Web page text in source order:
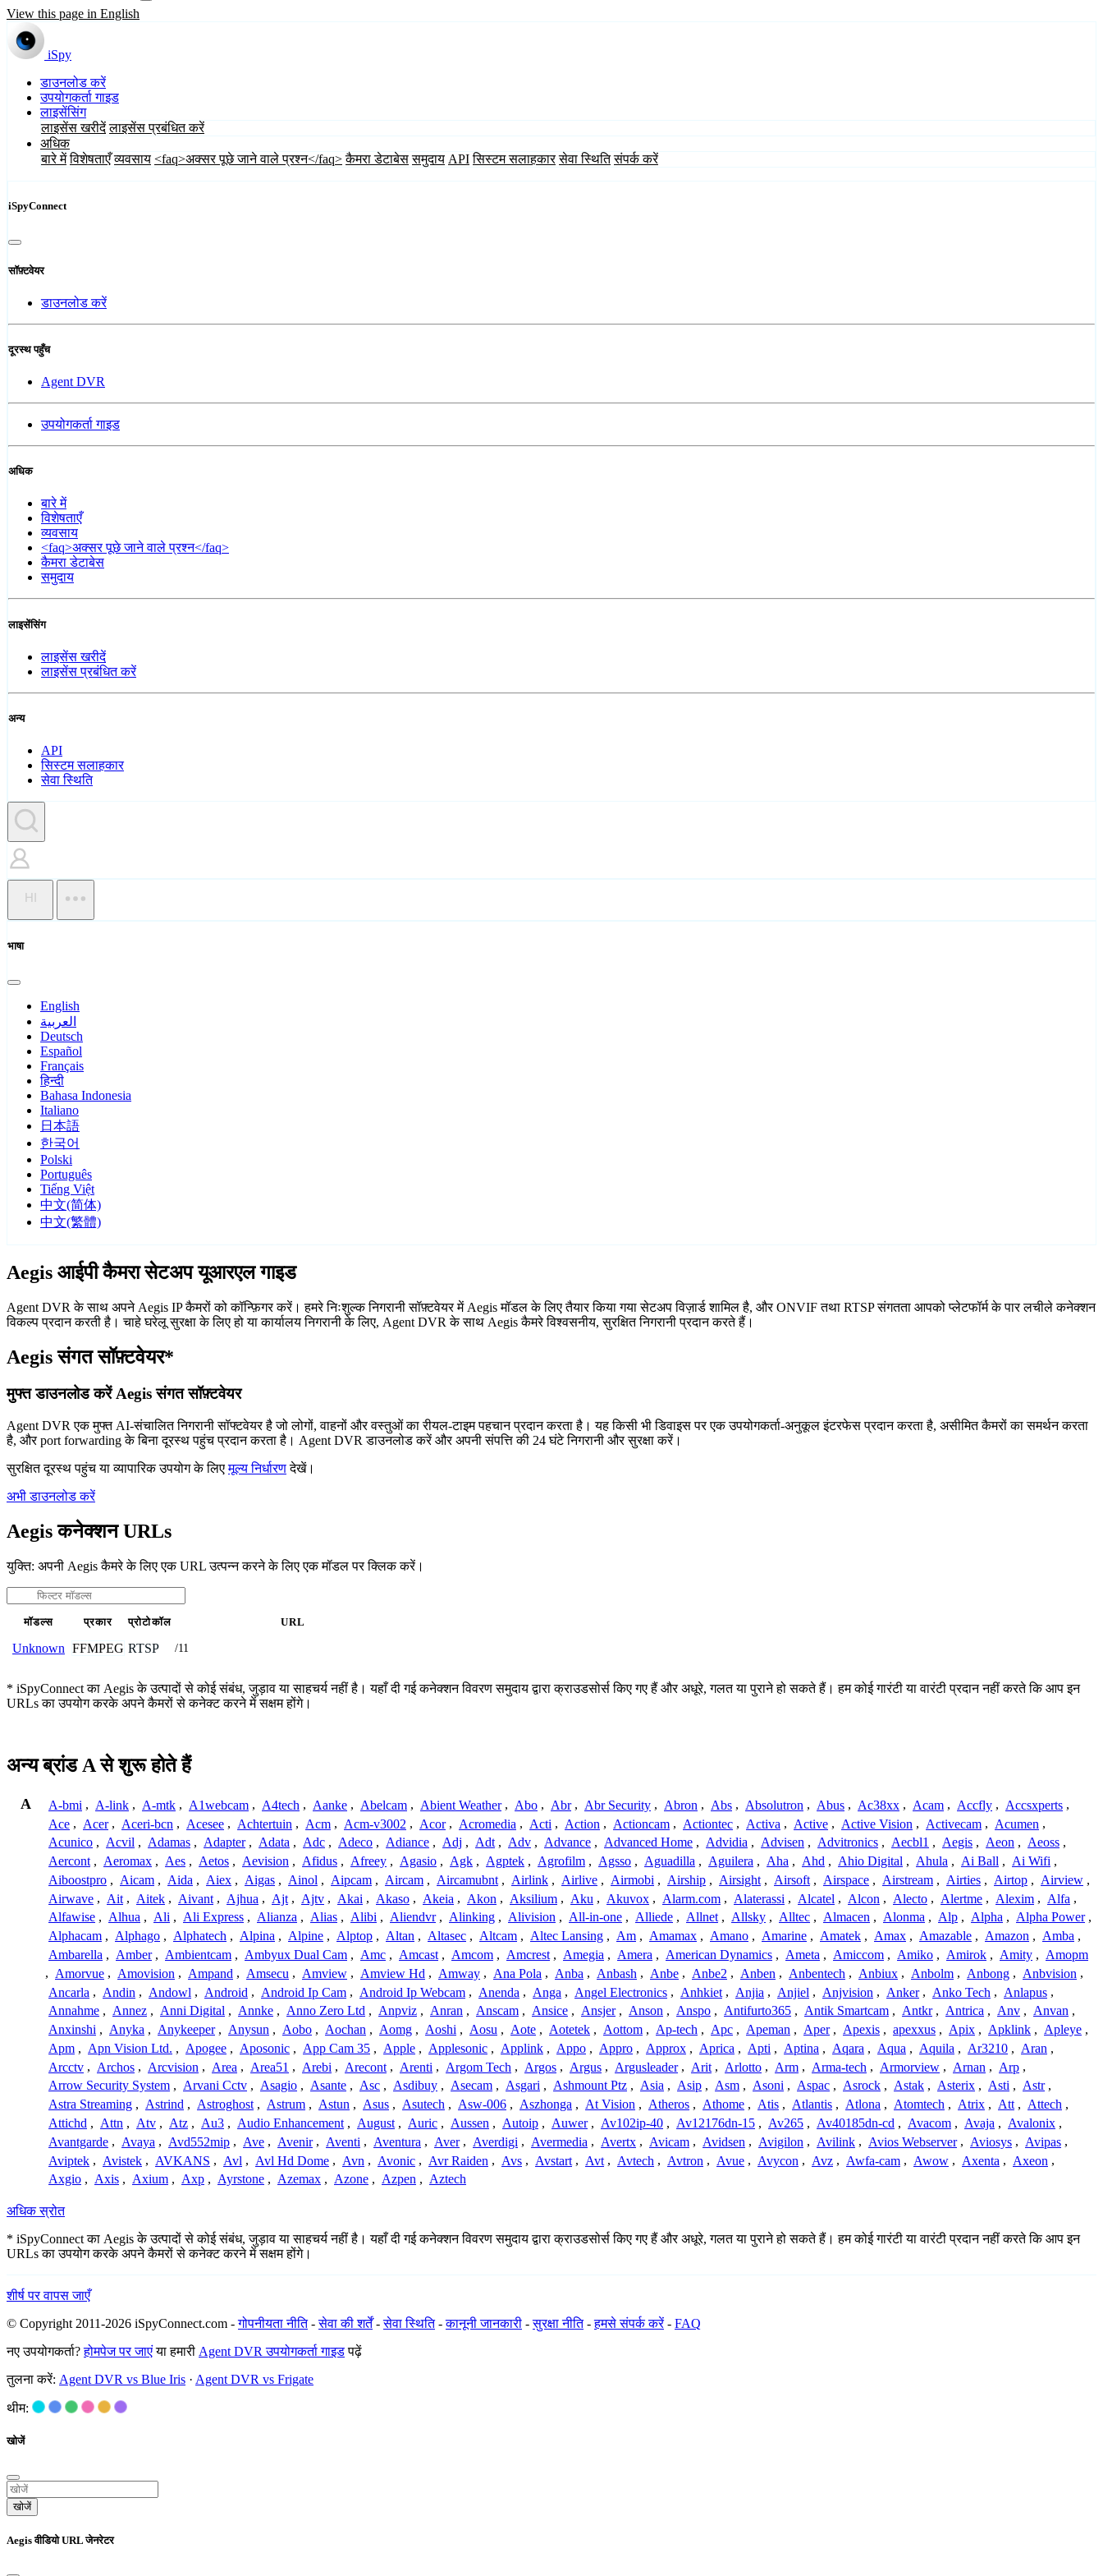
View this page in English
iSpy
डाउनलोड करें
उपयोगकर्ता गाइड
लाइसेंसिंग
लाइसेंस खरीदें लाइसेंस प्रबंधित करें
अधिक
बारे में विशेषताएँ व्यवसाय <faq>अक्सर पूछे जाने वाले प्रश्न</faq> कैमरा डेटाबेस समुदाय API सिस्टम सलाहकार सेवा स्थिति संपर्क करें
iSpyConnect
सॉफ़्टवेयर
डाउनलोड करें
दूरस्थ पहुँच
Agent DVR
उपयोगकर्ता गाइड
अधिक
बारे में
विशेषताएँ
व्यवसाय
<faq>अक्सर पूछे जाने वाले प्रश्न</faq>
कैमरा डेटाबेस
समुदाय
लाइसेंसिंग
लाइसेंस खरीदें
लाइसेंस प्रबंधित करें
अन्य
API
सिस्टम सलाहकार
सेवा स्थिति
HI
भाषा
English
العربية
Deutsch
Español
Français
हिन्दी
Bahasa Indonesia
Italiano
日本語
한국어
Polski
Português
Tiếng Việt
中文(简体)
中文(繁體)
Aegis आईपी कैमरा सेटअप यूआरएल गाइड
Agent DVR के साथ अपने Aegis IP कैमरों को कॉन्फ़िगर करें। हमरे निःशुल्क निगरानी सॉफ़्टवेयर में Aegis मॉडल के लिए तैयार किया गया सेटअप विज़ार्ड शामिल है, और ONVIF तथा RTSP संगतता आपको प्लेटफॉर्म के पार लचीले कनेक्शन
विकल्प प्रदान करती है। चाहे घरेलू सुरक्षा के लिए हो या कार्यालय निगरानी के लिए, Agent DVR के साथ Aegis कैमरे विश्वसनीय, सुरक्षित निगरानी प्रदान करते हैं।
Aegis संगत सॉफ़्टवेयर*
मुफ्त डाउनलोड करें Aegis संगत सॉफ़्टवेयर
Agent DVR एक मुफ्त AI-संचालित निगरानी सॉफ्टवेयर है जो लोगों, वाहनों और वस्तुओं का रीयल-टाइम पहचान प्रदान करता है। यह किसी भी डिवाइस पर एक उपयोगकर्ता-अनुकूल इंटरफेस प्रदान करता है, असीमित कैमरों का समर्थन करता
है, और port forwarding के बिना दूरस्थ पहुंच प्रदान करता है। Agent DVR डाउनलोड करें और अपनी संपत्ति की 24 घंटे निगरानी और सुरक्षा करें।
सुरक्षित दूरस्थ पहुंच या व्यापारिक उपयोग के लिएमूल्य निर्धारणदेखें।
अभी डाउनलोड करें
Aegis कनेक्शन URLs
युक्ति: अपनी Aegis कैमरे के लिए एक URL उत्पन्न करने के लिए एक मॉडल पर क्लिक करें।
मॉडल्स प्रकार प्रोटोकॉल URL
Unknown FFMPEG RTSP /11
* iSpyConnect का Aegis के उत्पादों से कोई संबंध, जुड़ाव या साहचर्य नहीं है। यहाँ दी गई कनेक्शन विवरण समुदाय द्वारा क्राउडसोर्स किए गए हैं और अधूरे, गलत या पुराने हो सकते हैं। हम कोई गारंटी या वारंटी प्रदान नहीं करते कि आप इन
URLs का उपयोग करके अपने कैमरों से कनेक्ट करने में सक्षम होंगे।
अन्य ब्रांड A से शुरू होते हैं
A A-bmi , A-link , A-mtk , A1webcam , A4tech , Aanke , Abelcam , Abient Weather , Abo , Abr , Abr Security , Abron , Abs , Absolutron , Abus , Ac38xx , Acam , Accfly , Accsxperts ,
Ace , Acer , Aceri-bcn , Acesee , Achtertuin , Acm , Acm-v3002 , Acor , Acromedia , Acti , Action , Actioncam , Actiontec , Activa , Active , Active Vision , Activecam , Acumen ,
Acunico , Acvil , Adamas , Adapter , Adata , Adc , Adeco , Adiance , Adj , Adt , Adv , Advance , Advanced Home , Advidia , Advisen , Advitronics , Aecbl1 , Aegis , Aeon , Aeoss ,
Aercont , Aeromax , Aes , Aetos , Aevision , Afidus , Afreey , Agasio , Agk , Agptek , Agrofilm , Agsso , Aguadilla , Aguilera , Aha , Ahd , Ahio Digital , Ahula , Ai Ball , Ai Wifi ,
Aiboostpro , Aicam , Aida , Aiex , Aigas , Ainol , Aipcam , Aircam , Aircamubnt , Airlink , Airlive , Airmobi , Airship , Airsight , Airsoft , Airspace , Airstream , Airties , Airtop , Airview ,
Airwave , Ait , Aitek , Aivant , Ajhua , Ajt , Ajtv , Akai , Akaso , Akeia , Akon , Aksilium , Aku , Akuvox , Alarm.com , Alaterassi , Alcatel , Alcon , Alecto , Alertme , Alexim , Alfa ,
Alfawise , Alhua , Ali , Ali Express , Alianza , Alias , Alibi , Aliendvr , Alinking , Alivision , All-in-one , Alliede , Allnet , Allsky , Alltec , Almacen , Alonma , Alp , Alpha , Alpha Power ,
Alphacam , Alphago , Alphatech , Alpina , Alpine , Alptop , Altan , Altasec , Altcam , Altec Lansing , Am , Amamax , Amano , Amarine , Amatek , Amax , Amazable , Amazon , Amba ,
Ambarella , Amber , Ambientcam , Ambyux Dual Cam , Amc , Amcast , Amcom , Amcrest , Amegia , Amera , American Dynamics , Ameta , Amiccom , Amiko , Amirok , Amity , Amopm
, Amorvue , Amovision , Ampand , Amsecu , Amview , Amview Hd , Amway , Ana Pola , Anba , Anbash , Anbe , Anbe2 , Anben , Anbentech , Anbiux , Anbolm , Anbong , Anbvision ,
Ancarla , Andin , Andowl , Android , Android Ip Cam , Android Ip Webcam , Anenda , Anga , Angel Electronics , Anhkiet , Anjia , Anjiel , Anjvision , Anker , Anko Tech , Anlapus ,
Annahme , Annez , Anni Digital , Annke , Anno Zero Ltd , Anpviz , Anran , Anscam , Ansice , Ansjer , Anson , Anspo , Antifurto365 , Antik Smartcam , Antkr , Antrica , Anv , Anvan ,
Anxinshi , Anyka , Anykeeper , Anysun , Aobo , Aochan , Aomg , Aoshi , Aosu , Aote , Aotetek , Aottom , Ap-tech , Apc , Apeman , Aper , Apexis , apexxus , Apix , Apklink , Apleye ,
Apm , Apn Vision Ltd. , Apogee , Aposonic , App Cam 35 , Apple , Applesonic , Applink , Appo , Appro , Approx , Aprica , Apti , Aptina , Aqara , Aqua , Aquila , Ar3210 , Aran ,
Arcctv , Archos , Arcvision , Area , Area51 , Arebi , Arecont , Arenti , Argom Tech , Argos , Argus , Argusleader , Arit , Arlotto , Arm , Arma-tech , Armorview , Arnan , Arp ,
Arrow Security System , Arvani Cctv , Asagio , Asante , Asc , Asdibuy , Asecam , Asgari , Ashmount Ptz , Asia , Asip , Asm , Asoni , Aspac , Asrock , Astak , Asterix , Asti , Astr ,
Astra Streaming , Astrind , Astroghost , Astrum , Astun , Asus , Asutech , Asw-006 , Aszhonga , At Vision , Atheros , Athome , Atis , Atlantis , Atlona , Atomtech , Atrix , Att , Attech ,
Attichd , Attn , Atv , Atz , Au3 , Audio Enhancement , August , Auric , Aussen , Autoip , Auwer , Av102ip-40 , Av12176dn-15 , Av265 , Av40185dn-cd , Avacom , Avaja , Avalonix ,
Avantgarde , Avaya , Avd552mip , Ave , Avenir , Aventi , Aventura , Aver , Averdigi , Avermedia , Avertx , Avicam , Avidsen , Avigilon , Avilink , Avios Webserver , Aviosys , Avipas ,
Aviptek , Avistek , AVKANS , Avl , Avl Hd Dome , Avn , Avonic , Avr Raiden , Avs , Avstart , Avt , Avtech , Avtron , Avue , Avycon , Avz , Awfa-cam , Awow , Axenta , Axeon ,
Axgio , Axis , Axium , Axp , Ayrstone , Azemax , Azone , Azpen , Aztech
अधिक स्रोत
* iSpyConnect का Aegis के उत्पादों से कोई संबंध, जुड़ाव या साहचर्य नहीं है। यहाँ दी गई कनेक्शन विवरण समुदाय द्वारा क्राउडसोर्स किए गए हैं और अधूरे, गलत या पुराने हो सकते हैं। हम कोई गारंटी या वारंटी प्रदान नहीं करते कि आप इन
URLs का उपयोग करके अपने कैमरों से कनेक्ट करने में सक्षम होंगे।
शीर्ष पर वापस जाएँ
© Copyright 2011-2026 iSpyConnect.com -गोपनीयता नीति-सेवा की शर्तें-सेवा स्थिति-कानूनी जानकारी -सुरक्षा नीति-हमसे संपर्क करें- FAQ
नए उपयोगकर्ता?होमपेज पर जाएंया हमारी Agent DVR उपयोगकर्ता गाइडपढ़ें
तुलना करें: Agent DVR vs Blue Iris · Agent DVR vs Frigate
थीम:
खोजें
खोजें
Aegis वीडियो URL जेनरेटर